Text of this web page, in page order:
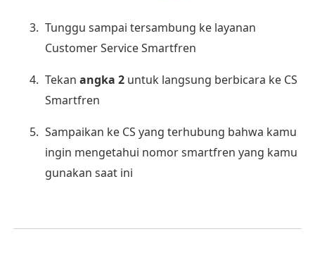
Tunggu sampai tersambung ke layanan
Customer Service Smartfren
Tekan angka 2untuk langsung berbicara ke CS
Smartfren
Sampaikan ke CS yang terhubung bahwa kamu
ingin mengetahui nomor smartfren yang kamu
gunakan saat ini